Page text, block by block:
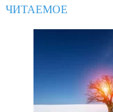
ЧИТАЕМОЕ